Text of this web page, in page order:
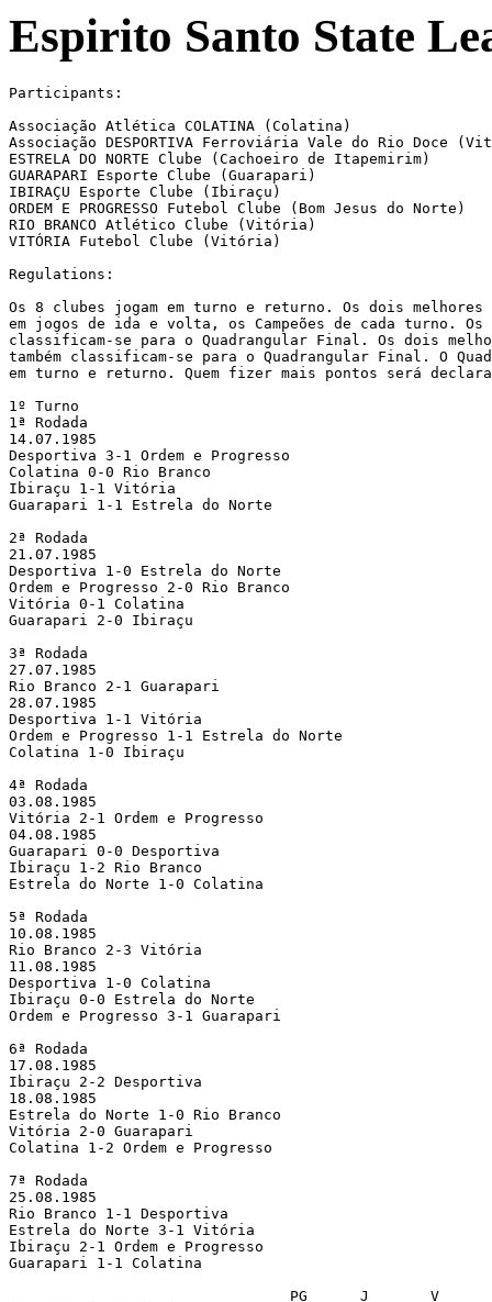
Espirito Santo State
Participants:
Associação Atlética COLATINA (Colatina)
Associação DESPORTIVA Ferroviária Vale do Rio Doce
ESTRELA DO NORTE Clube (Cachoeiro de Itapemirim)
GUARAPARI Esporte Clube (Guarapari)
IBIRAÇU Esporte Clube (Ibiraçu)
ORDEM E PROGRESSO Futebol Clube (Bom Jesus do Norte)
RIO BRANCO Atlético Clube (Vitória)
VITÓRIA Futebol Clube (Vitória)
Regulations:
Os 8 clubes jogam em turno e returno. Os dois melhores
em jogos de ida e volta, os Campeões de cada turno.
classificam-se para o Quadrangular Final. Os dois
também classificam-se para o Quadrangular Final. O
em turno e returno. Quem fizer mais pontos será
1º Turno
1ª Rodada
14.07.1985
Desportiva 3-1 Ordem e Progresso
Colatina 0-0 Rio Branco
Ibiraçu 1-1 Vitória
Guarapari 1-1 Estrela do Norte
2ª Rodada
21.07.1985
Desportiva 1-0 Estrela do Norte
Ordem e Progresso 2-0 Rio Branco
Vitória 0-1 Colatina
Guarapari 2-0 Ibiraçu
3ª Rodada
27.07.1985
Rio Branco 2-1 Guarapari
28.07.1985
Desportiva 1-1 Vitória
Ordem e Progresso 1-1 Estrela do Norte
Colatina 1-0 Ibiraçu
4ª Rodada
03.08.1985
Vitória 2-1 Ordem e Progresso
04.08.1985
Guarapari 0-0 Desportiva
Ibiraçu 1-2 Rio Branco
Estrela do Norte 1-0 Colatina
5ª Rodada
10.08.1985
Rio Branco 2-3 Vitória
11.08.1985
Desportiva 1-0 Colatina
Ibiraçu 0-0 Estrela do Norte
Ordem e Progresso 3-1 Guarapari
6ª Rodada
17.08.1985
Ibiraçu 2-2 Desportiva
18.08.1985
Estrela do Norte 1-0 Rio Branco
Vitória 2-0 Guarapari
Colatina 1-2 Ordem e Progresso
7ª Rodada
25.08.1985
Rio Branco 1-1 Desportiva
Estrela do Norte 3-1 Vitória
Ibiraçu 2-1 Ordem e Progresso
Guarapari 1-1 Colatina